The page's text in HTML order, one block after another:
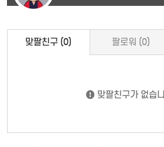
맞팔친구 (0) 팔로워 (0)
맞팔친구가 없습